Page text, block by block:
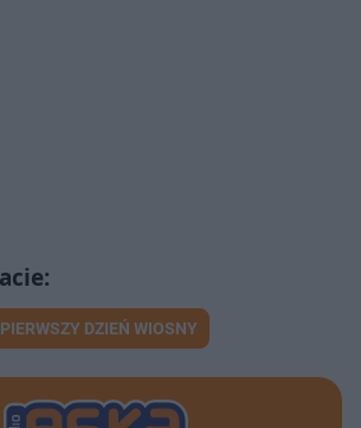
PIERWSZY DZIEŃ WIOSNY